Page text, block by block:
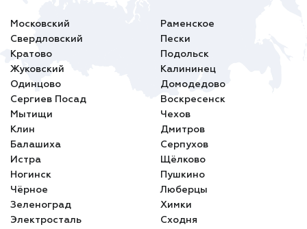
Московский
Раменское
Свердловский
Пески
Кратово
Подольск
Жуковский
Калининец
Одинцово
Домодедово
Сергиев Посад
Воскресенск
Мытищи
Чехов
Клин
Дмитров
Балашиха
Серпухов
Истра
Щёлково
Ногинск
Пушкино
Чёрное
Люберцы
Зеленоград
Химки
Электросталь
Сходня